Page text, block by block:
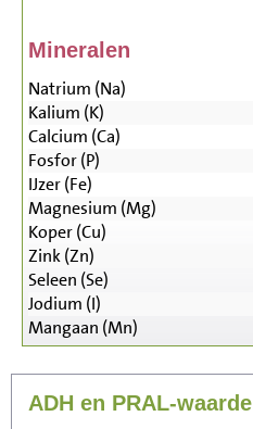
Mineralen
Natrium (Na)
Kalium (K)
Calcium (Ca)
Fosfor (P)
IJzer (Fe)
Magnesium (Mg)
Koper (Cu)
Zink (Zn)
Seleen (Se)
Jodium (I)
Mangaan (Mn)
ADH en PRAL-waarde